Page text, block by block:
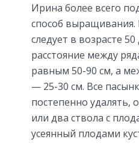
Ирина более всего
способ выращивания.
следует в возрасте
расстояние между
равным 50-90 см, а
— 25-30 см. Все
постепенно удалять,
или два ствола с
усеянный плодами